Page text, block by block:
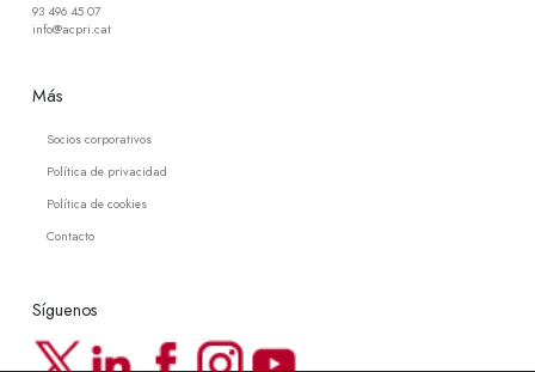
93 496 45 07
info@acpri.cat
Más
Socios corporativos
Política de privacidad
Política de cookies
Contacto
Síguenos